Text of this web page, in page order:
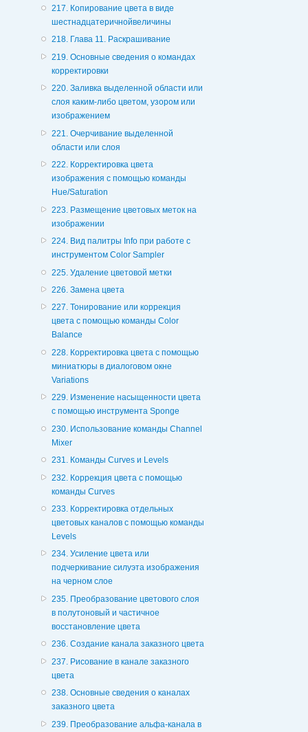
217. Копирование цвета в виде
шестнадцатеричнойвеличины
218. Глава 11. Раскрашивание
219. Основные сведения о командах
корректировки
220. Заливка выделенной области или
слоя каким-либо цветом, узором или
изображением
221. Очерчивание выделенной
области или слоя
222. Корректировка цвета
изображения с помощью команды
Hue/Saturation
223. Размещение цветовых меток на
изображении
224. Вид палитры Info при работе с
инструментом Color Sampler
225. Удаление цветовой метки
226. Замена цвета
227. Тонирование или коррекция
цвета с помощью команды Color
Balance
228. Корректировка цвета с помощью
миниатюры в диалоговом окне
Variations
229. Изменение насыщенности цвета
с помощью инструмента Sponge
230. Использование команды Channel
Mixer
231. Команды Curves и Levels
232. Коррекция цвета с помощью
команды Curves
233. Корректировка отдельных
цветовых каналов с помощью команды
Levels
234. Усиление цвета или
подчеркивание силуэта изображения
на черном слое
235. Преобразование цветового слоя
в полутоновый и частичное
восстановление цвета
236. Создание канала заказного цвета
237. Рисование в канале заказного
цвета
238. Основные сведения о каналах
заказного цвета
239. Преобразование альфа-канала в